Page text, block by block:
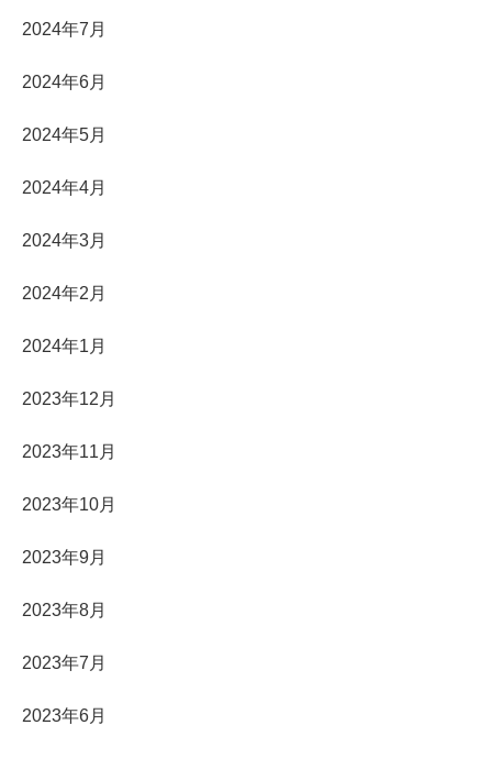
2024年7月
2024年6月
2024年5月
2024年4月
2024年3月
2024年2月
2024年1月
2023年12月
2023年11月
2023年10月
2023年9月
2023年8月
2023年7月
2023年6月